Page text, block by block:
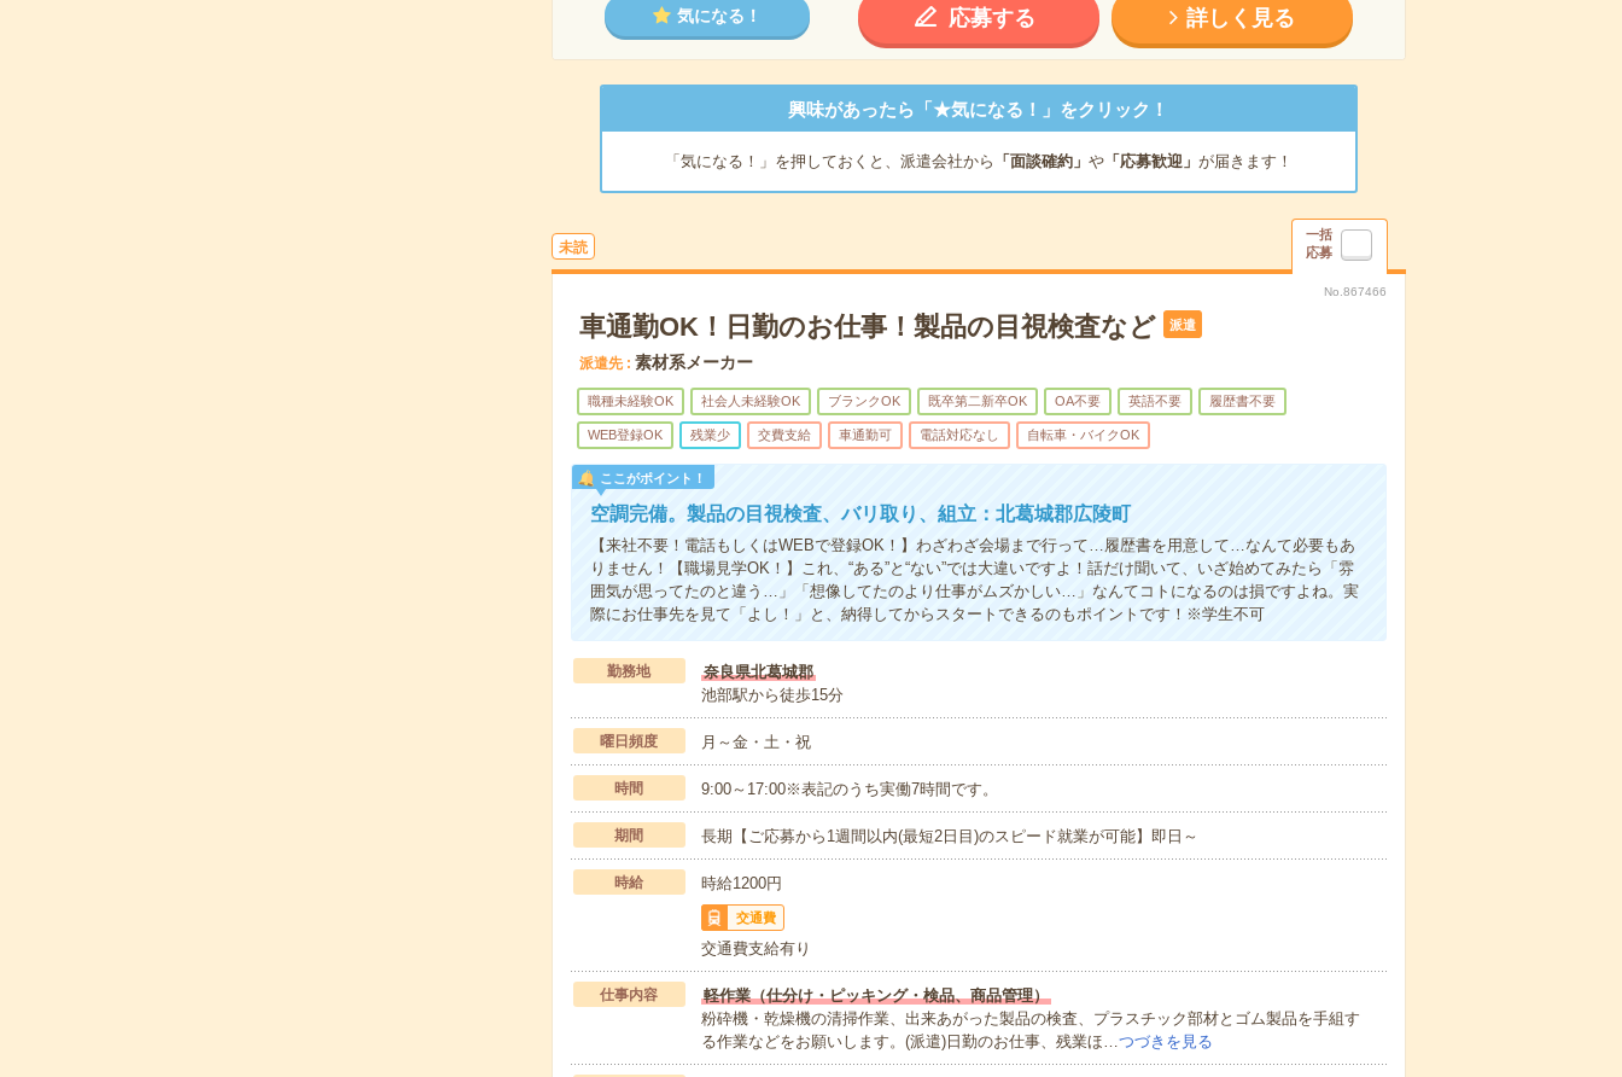
気になる！ 応募する 詳しく見る
興味があったら「★気になる！」をクリック！
「気になる！」を押しておくと、派遣会社から 「面談確約」 や「応募歓迎」 が届きます！
未読
一括
応募
No.867466
車通勤OK！日勤のお仕事！製品の目視検査など 派遣
派遣先 素材系メーカー
職種未経験OK 社会人未経験OK ブランクOK 既卒第二新卒OK OA不要 英語不要 履歴書不要
WEB登録OK 残業少 交費支給 車通勤可 電話対応なし 自転車・バイクOK
ここがポイント！
空調完備。製品の目視検査、バリ取り、組立：北葛城郡広陵町
【来社不要！電話もしくはWEBで登録OK！】わざわざ会場まで行って…履歴書を用意して…なんて必要もあ
りません！【職場見学OK！】これ、“ある”と“ない”では大違いですよ！話だけ聞いて、いざ始めてみたら「雰
囲気が思ってたのと違う…」「想像してたのより仕事がムズかしい…」なんてコトになるのは損ですよね。実
際にお仕事先を見て「よし！」と、納得してからスタートできるのもポイントです！※学生不可
勤務地
奈良県北葛城郡
池部駅から徒歩15分
曜日頻度 月～金・土・祝
時間 9:00～17:00※表記のうち実働7時間です。
期間 長期【ご応募から1週間以内(最短2日目)のスピード就業が可能】即日～
時給 時給1200円
交通費
交通費支給有り
仕事内容
軽作業（仕分け・ピッキング・検品、商品管理）
粉砕機・乾燥機の清掃作業、出来あがった製品の検査、プラスチック部材とゴム製品を手組す
る作業などをお願いします。(派遣)日勤のお仕事、残業ほ… つづきを見る